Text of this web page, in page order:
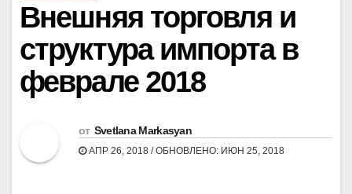
Внешняя торговля и
структура импорта в
феврале 2018
от Svetlana Markasyan
АПР 26, 2018 / ОБНОВЛЕНО: ИЮН 25, 2018